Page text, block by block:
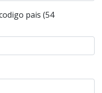
pais (54